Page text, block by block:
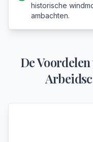
historische
ambachten.
De